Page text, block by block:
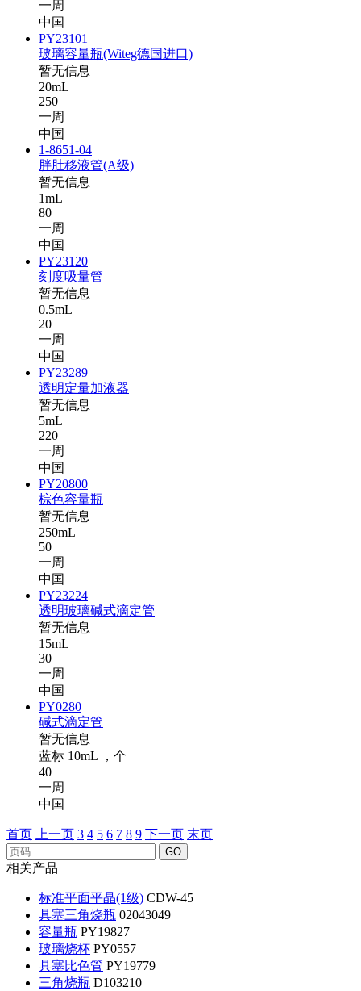
一周
中国
PY23101
玻璃容量瓶(Witeg德国进口)
暂无信息
20mL
250
一周
中国
1-8651-04
胖肚移液管(A级)
暂无信息
1mL
80
一周
中国
PY23120
刻度吸量管
暂无信息
0.5mL
20
一周
中国
PY23289
透明定量加液器
暂无信息
5mL
220
一周
中国
PY20800
棕色容量瓶
暂无信息
250mL
50
一周
中国
PY23224
透明玻璃碱式滴定管
暂无信息
15mL
30
一周
中国
PY0280
碱式滴定管
暂无信息
蓝标 10mL ，个
40
一周
中国
首页 上一页 3 4 5 6 7 8 9 下一页 末页
GO
相关产品
标准平面平晶(1级) CDW-45
具塞三角烧瓶 02043049
容量瓶 PY19827
玻璃烧杯 PY0557
具塞比色管 PY19779
三角烧瓶 D103210